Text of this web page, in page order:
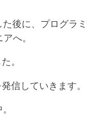
後に、プログラミ
へ。
。
信していきます。